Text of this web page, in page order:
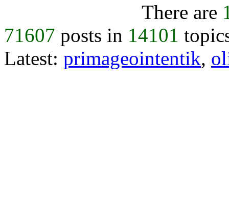
There are
71607 posts in 14101
Latest: primageointentik,